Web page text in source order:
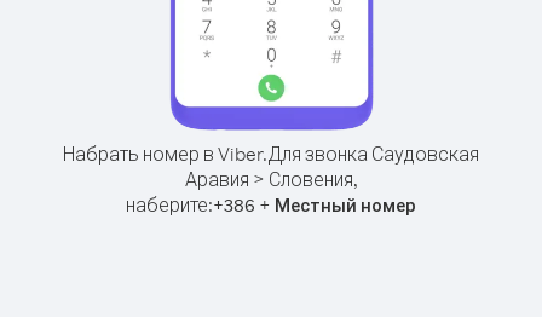
Набрать номер в Viber.Для звонка Саудовская
Аравия > Словения,
наберите:+386 + Местный номер